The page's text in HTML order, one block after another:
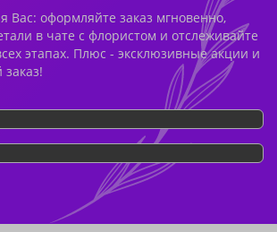
Вас: оформляйте заказ мгновенно,
в чате с флористом и отслеживайте
этапах. Плюс - эксклюзивные акции и